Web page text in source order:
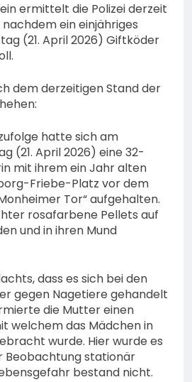
ermittelt die Polizei derzeit
ein einjähriges
(21. April 2026) Giftköder
dem derzeitigen Stand der
hatte sich am
(21. April 2026) eine 32-
mit ihrem ein Jahr alten
Friebe-Platz vor dem
Tor“ aufgehalten.
rosafarbene Pellets auf
und in ihren Mund
dass es sich bei den
gegen Nagetiere gehandelt
die Mutter einen
welchem das Mädchen in
wurde. Hier wurde es
Beobachtung stationär
bestand nicht.